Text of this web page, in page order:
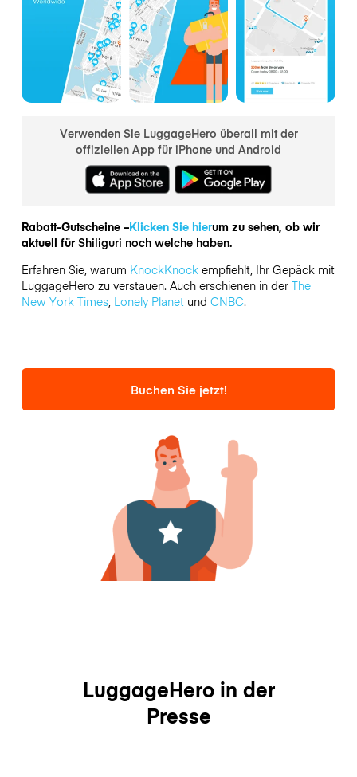
Verwenden Sie LuggageHero überall mit der
offiziellen App für iPhone und Android
Rabatt-Gutscheine –Klicken Sie hierum zu sehen, ob wir
aktuell für Shiliguri noch welche haben.
Erfahren Sie, warum KnockKnockempfiehlt, Ihr Gepäck mit
LuggageHero zu verstauen. Auch erschienen in der The
New York Times, Lonely Planetund CNBC.
Buchen Sie jetzt!
LuggageHero in der
Presse